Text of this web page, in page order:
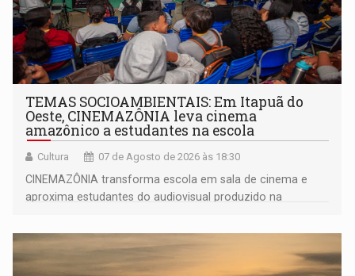
TEMAS SOCIOAMBIENTAIS: Em Itapuã do
Oeste, CINEMAZÔNIA leva cinema
amazônico a estudantes na escola
Cultura 07 de Agosto de 2026 às 18:30
CINEMAZÔNIA transforma escola em sala de cinema e
aproxima estudantes do audiovisual produzido na